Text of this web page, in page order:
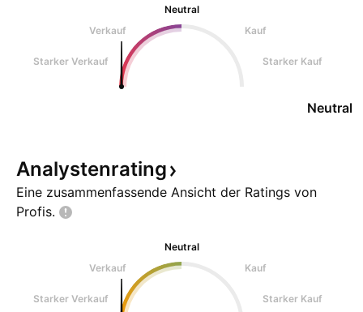
Neutral
Verkauf
Kauf
Starker Verkauf Starker Kauf
Neutral
Analystenrating
Eine zusammenfassende Ansicht der Ratings von
Profis.
Neutral
Verkauf
Kauf
Starker Verkauf Starker Kauf